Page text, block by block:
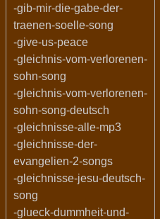
-gib-mir-die-gabe-der-
traenen-soelle-song
-give-us-peace
-gleichnis-vom-verlorenen-
sohn-song
-gleichnis-vom-verlorenen-
sohn-song-deutsch
-gleichnisse-alle-mp3
-gleichnisse-der-
evangelien-2-songs
-gleichnisse-jesu-deutsch-
song
-glueck-dummheit-und-